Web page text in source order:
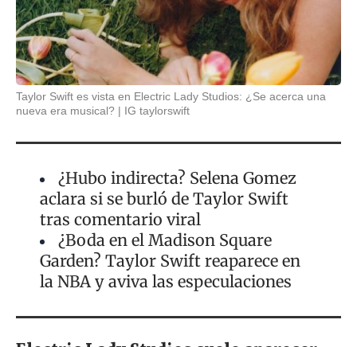
Taylor Swift es vista en Electric Lady Studios: ¿Se acerca una
nueva era musical?
IG taylorswift
¿Hubo indirecta? Selena Gomez
aclara si se burló de Taylor Swift
tras comentario viral
¿Boda en el Madison Square
Garden? Taylor Swift reaparece en
la NBA y aviva las especulaciones